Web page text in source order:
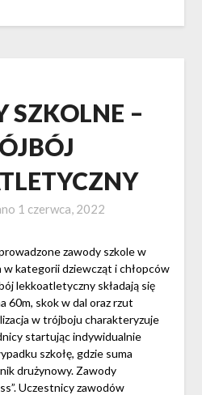
SZKOLNE –
1 czerwca, 2022
zawody szkole w
kategorii dziewcząt i chłopców
lekkoatletyczny składają się
60m, skok w dal oraz rzut
w trójboju charakteryzuje
startując indywidualnie
szkołę, gdzie suma
drużynowy. Zawody
Uczestnicy zawodów